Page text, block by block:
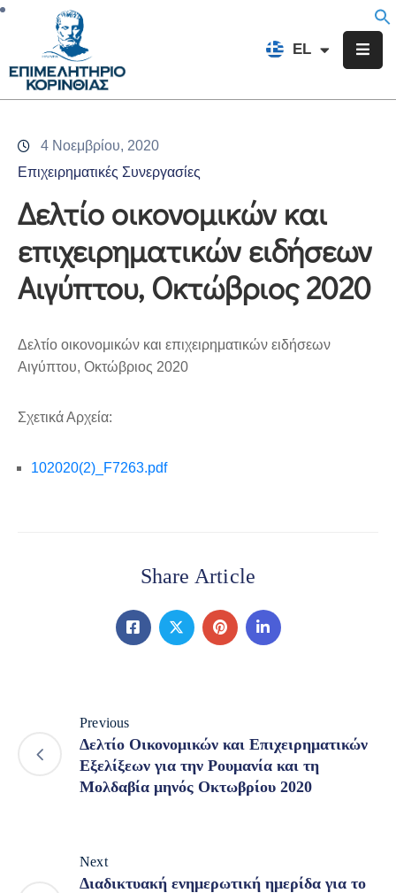
EL
FR
Επιμελητήριο
Υπηρεσίες
Προγράμματα
&
Εκδηλώσεις
4 Νοεμβρίου, 2020
Επιχειρηματικές Συνεργασίες
Δελτίο οικονομικών και
επιχειρηματικών ειδήσεων
Αιγύπτου, Οκτώβριος 2020
Δελτίο οικονομικών και επιχειρηματικών ειδήσεων
Αιγύπτου, Οκτώβριος 2020
Σχετικά Αρχεία:
102020(2)_F7263.pdf
Share Article
Previous
Δελτίο Οικονομικών και Επιχειρηματικών
Εξελίξεων για την Ρουμανία και τη
Μολδαβία μηνός Οκτωβρίου 2020
Next
Διαδικτυακή ενημερωτική ημερίδα για το